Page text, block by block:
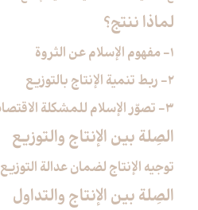
لماذا ننتج؟
1- مفهوم الإسلام عن الثروة
2- ربط تنمية الإنتاج بالتوزيع
3- تصوّر الإسلام للمشكلة الاقتصاديّة
الصِلة بين الإنتاج والتوزيع‏
توجيه الإنتاج لضمان عدالة التوزيع
الصِلة بين الإنتاج والتداول‏